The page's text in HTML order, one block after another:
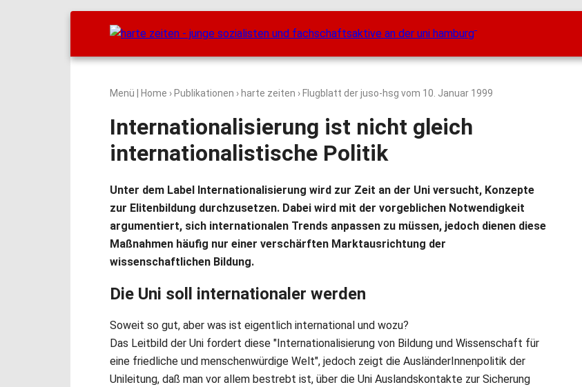
Menü Home › Publikationen › harte zeiten › Flugblatt der juso-hsg vom 10. Januar 1999
Internationalisierung ist nicht gleich
internationalistische Politik
Unter dem Label Internationalisierung wird zur Zeit an der Uni versucht, Konzepte
zur Elitenbildung durchzusetzen. Dabei wird mit der vorgeblichen Notwendigkeit
argumentiert, sich internationalen Trends anpassen zu müssen, jedoch dienen diese
Maßnahmen häufig nur einer verschärften Marktausrichtung der
wissenschaftlichen Bildung.
Die Uni soll internationaler werden
Soweit so gut, aber was ist eigentlich international und wozu?
Das Leitbild der Uni fordert diese "Internationalisierung von Bildung und Wissenschaft für
eine friedliche und menschenwürdige Welt", jedoch zeigt die AusländerInnenpolitik der
Unileitung, daß man vor allem bestrebt ist, über die Uni Auslandskontakte zur Sicherung